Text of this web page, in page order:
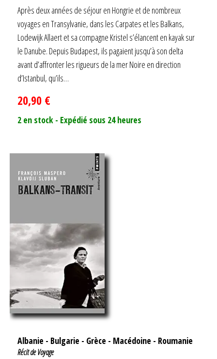
sur 5
Après deux années de séjour en Hongrie et de nombreux
voyages en Transylvanie, dans les Carpates et les Balkans,
Lodewijk Allaert et sa compagne Kristel s’élancent en kayak sur
le Danube. Depuis Budapest, ils pagaient jusqu’à son delta
avant d’affronter les rigueurs de la mer Noire en direction
d’Istanbul, qu’ils…
20,90 €
2 en stock - Expédié sous 24 heures
Albanie - Bulgarie - Grèce - Macédoine - Roumanie
Récit de Voyage